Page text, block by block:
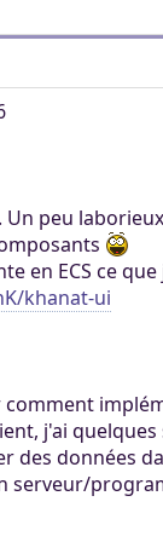
peu
en ECS ce
khanat-ui
j'ai
des données
serveur/